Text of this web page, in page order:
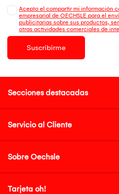
Acepto el compartir mi información
empresarial de OECHSLE para el
publicitarias sobre sus productos,
otras actividades comerciales de
Suscribirme
Secciones destacadas
Servicio al Cliente
Sobre Oechsle
Tarjeta oh!